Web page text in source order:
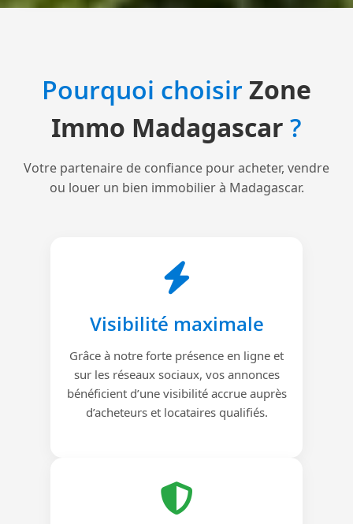
Pourquoi choisirZone
Immo Madagascar ?
Votre partenaire de confiance pour acheter, vendre
ou louer un bien immobilier à Madagascar.
Visibilité maximale
Grâce à notre forte présence en ligne et
sur les réseaux sociaux, vos annonces
bénéficient d’une visibilité accrue auprès
d’acheteurs et locataires qualifiés.